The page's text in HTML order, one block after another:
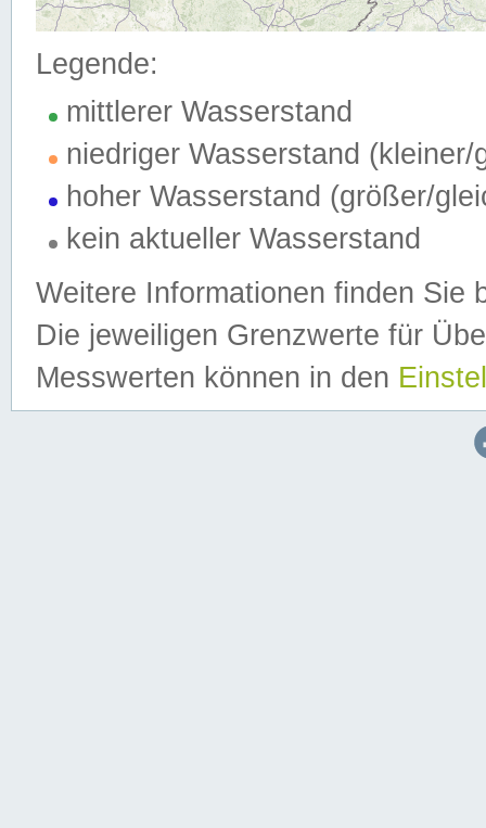
Legende:
mittlerer Wasserstand
niedriger Wasserstand (kleiner/
hoher Wasserstand (größer/
kein aktueller Wasserstand
Weitere Informationen finden Sie
Die jeweiligen Grenzwerte für
Messwerten können in den